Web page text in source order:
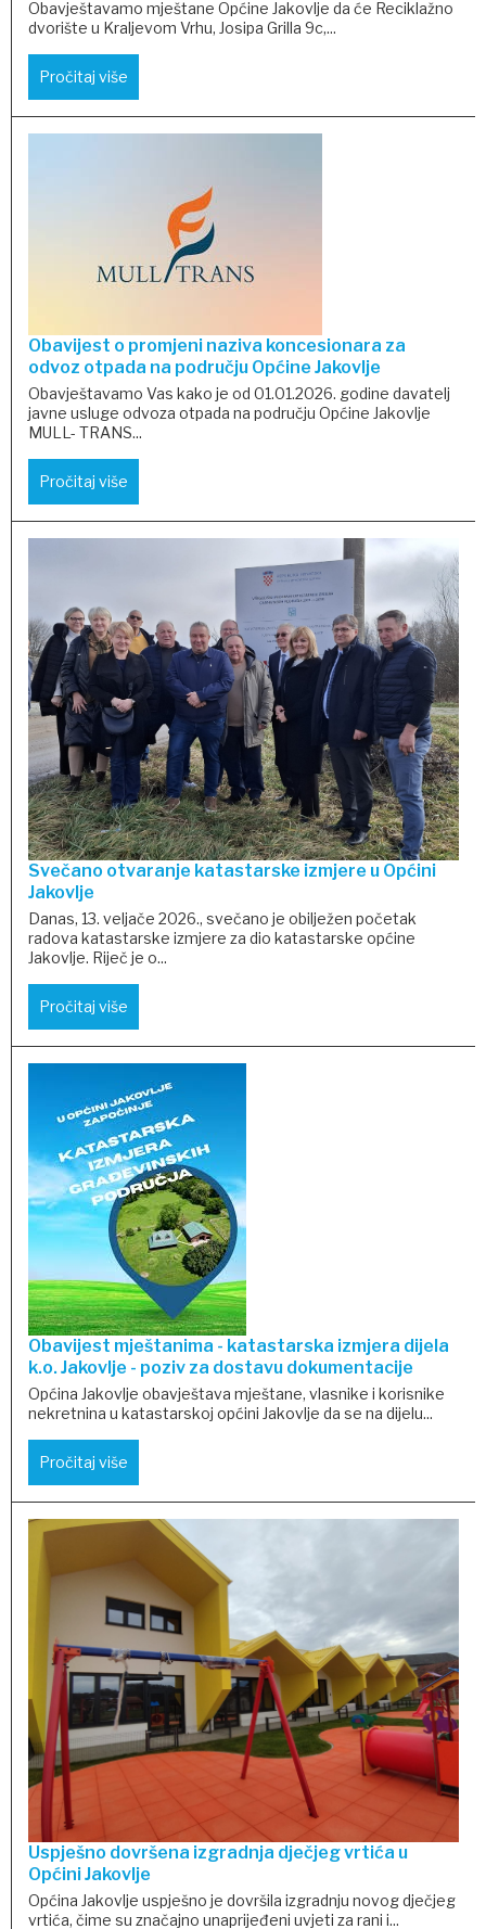
Obavještavamo mještane Općine Jakovlje da će Reciklažno
dvorište u Kraljevom Vrhu, Josipa Grilla 9c,...
Pročitaj više
Obavijest o promjeni naziva koncesionara za
odvoz otpada na području Općine Jakovlje
Obavještavamo Vas kako je od 01.01.2026. godine davatelj
javne usluge odvoza otpada na području Općine Jakovlje
MULL- TRANS...
Pročitaj više
Svečano otvaranje katastarske izmjere u Općini
Jakovlje
Danas, 13. veljače 2026., svečano je obilježen početak
radova katastarske izmjere za dio katastarske općine
Jakovlje. Riječ je o...
Pročitaj više
Obavijest mještanima - katastarska izmjera dijela
k.o. Jakovlje - poziv za dostavu dokumentacije
Općina Jakovlje obavještava mještane, vlasnike i korisnike
nekretnina u katastarskoj općini Jakovlje da se na dijelu...
Pročitaj više
Uspješno dovršena izgradnja dječjeg vrtića u
Općini Jakovlje
Općina Jakovlje uspješno je dovršila izgradnju novog dječjeg
vrtića, čime su značajno unaprijeđeni uvjeti za rani i...